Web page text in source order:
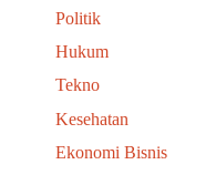
Politik
Hukum
Tekno
Kesehatan
Ekonomi Bisnis